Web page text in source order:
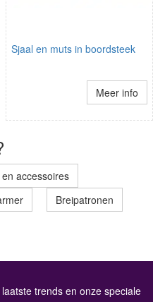
Sjaal en muts in boordsteek
Meer info
accessoires
Breipatronen
trends en onze speciale